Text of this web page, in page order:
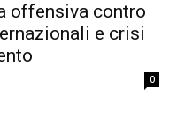
offensiva contro
e crisi
0